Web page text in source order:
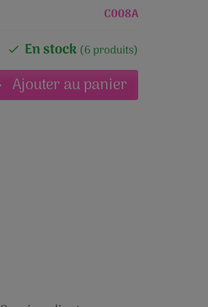
C008A
En stock (6 produits)
Ajouter au panier